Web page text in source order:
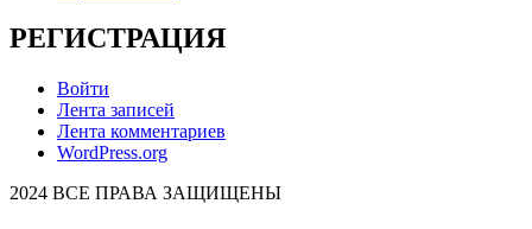
РЕГИСТРАЦИЯ
Войти
Лента записей
Лента комментариев
WordPress.org
2024 ВСЕ ПРАВА ЗАЩИЩЕНЫ